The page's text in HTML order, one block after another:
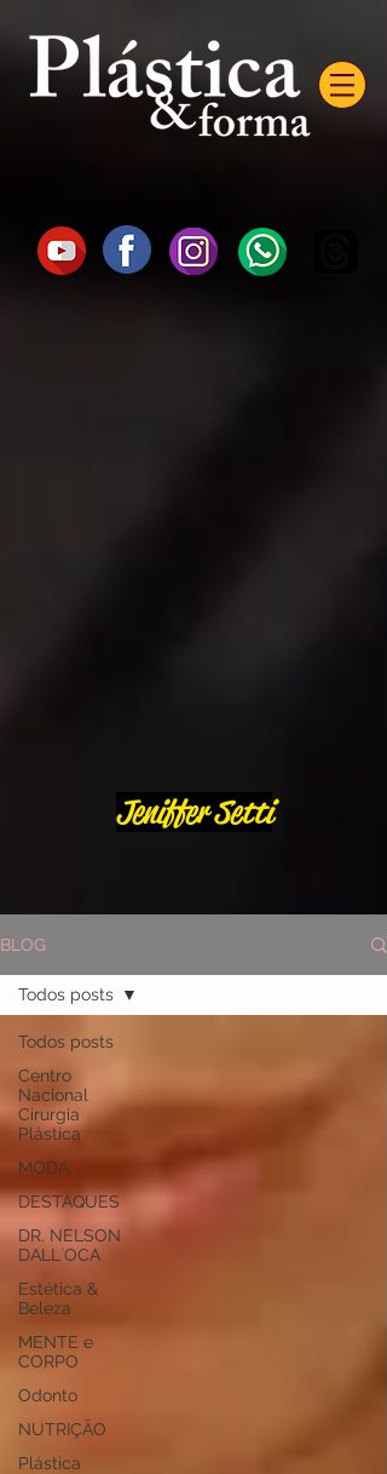
Jeniffer Setti
BLOG
Todos posts
Centro
Nacional
Cirurgia
Plástica
MODA
DESTAQUES
DR. NELSON
DALL`OCA
Estética &
Beleza
MENTE e
CORPO
Odonto
NUTRIÇÃO
Plástica
Todos posts